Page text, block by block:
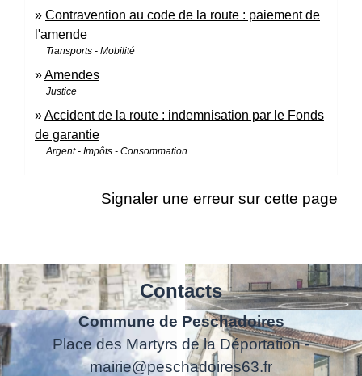
Contravention au code de la route : paiement de
l'amende
Transports - Mobilité
Amendes
Justice
Accident de la route : indemnisation par le Fonds
de garantie
Argent - Impôts - Consommation
Signaler une erreur sur cette page
Contacts
Commune de Peschadoires
Place des Martyrs de la Déportation -
mairie@peschadoires63.fr